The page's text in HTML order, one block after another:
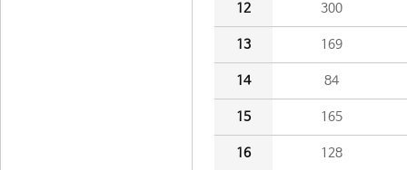
12 300
13 169
14 84
15 165
16 128